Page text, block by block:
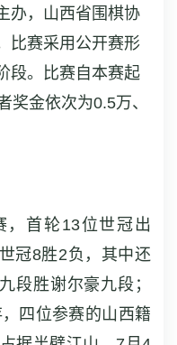
办，山西省围棋协
比赛采用公开赛形
段。比赛自本赛起
奖金依次为0.5万、
首轮13位世冠出
冠8胜2负，其中还
段胜谢尔豪九段；
四位参赛的山西籍